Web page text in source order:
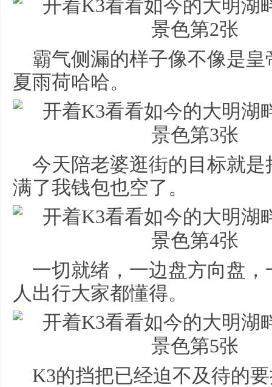
霸气侧漏的样子像不像是
夏雨荷哈哈。
今天陪老婆逛街的目标就
满了我钱包也空了。
一切就绪，一边盘方向盘
人出行大家都懂得。
K3的挡把已经迫不及待的